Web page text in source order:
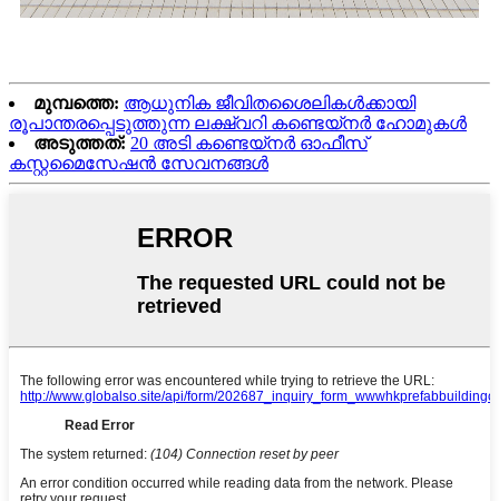
മുമ്പത്തെ: ആധുനിക ജീവിതശൈലികൾക്കായി
രൂപാന്തരപ്പെടുത്തുന്ന ലക്ഷ്വറി കണ്ടെയ്‌നർ ഹോമുകൾ
അടുത്തത്: 20 അടി കണ്ടെയ്നർ ഓഫീസ്
കസ്റ്റമൈസേഷൻ സേവനങ്ങൾ